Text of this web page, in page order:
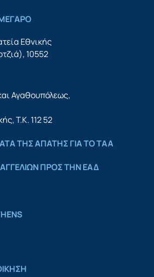
Εθνικής
10552
Αγαθουπόλεως,
Τ.Κ. 112 52
ΤΗΣ ΑΠΑΤΗΣ ΓΙΑ ΤΟ ΤΑΑ
ΠΡΟΣ ΤΗΝ ΕΑΔ